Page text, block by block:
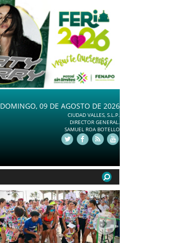
DOMINGO, 09 DE AGOSTO DE 2026
CIUDAD VALLES, S.L.P.
DIRECTOR GENERAL.
SAMUEL ROA BOTELLO